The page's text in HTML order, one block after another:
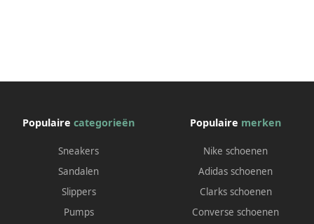
Populaire categorieën
Sneakers
Sandalen
Slippers
Pumps
Populaire merken
Nike schoenen
Adidas schoenen
Clarks schoenen
Converse schoenen